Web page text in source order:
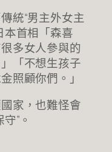
統“男主外女主
本首相「森喜
多女人參與的
「不想生孩子
照顧你們。」
家，也難怪會
”。